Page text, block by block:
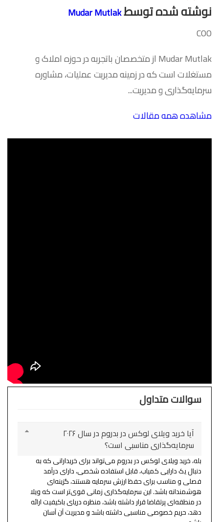
نوشته شده توسطMudar Mutlak
COO
Mudar Mutlak از متخصصان باتجربه در حوزه املاک و
مستغلات است که در زمینه مدیریت عملیات، مشاوره
سرمایه‌گذاری و مدیریت...
مشاهده همه مقالات
سوالات متداول
آیا خرید ویلای لوکس در بدروم در سال ۲۰۲۶
سرمایه‌گذاری مناسبی است؟
بله، خرید ویلای لوکس در بدروم می‌تواند برای خریدارانی که به
دنبال یک دارایی کمیاب، قابل استفاده شخصی، دارای درآمد
فصلی و مناسب برای حفظ ارزش سرمایه هستند، گزینه‌ای
هوشمندانه باشد. این سرمایه‌گذاری زمانی قوی‌تر است که ویلا
در منطقه‌ای پرتقاضا قرار داشته باشد، منظره دریای باکیفیت ارائه
دهد، حریم خصوصی مناسبی داشته باشد و مدیریت آن آسان